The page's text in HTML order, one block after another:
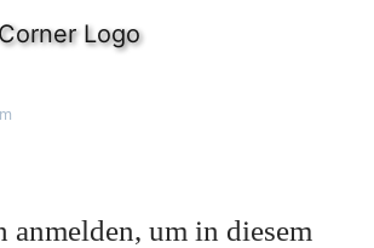
anmelden, um in diesem